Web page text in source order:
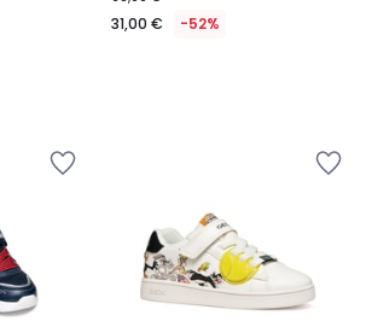
31,00 € -52%